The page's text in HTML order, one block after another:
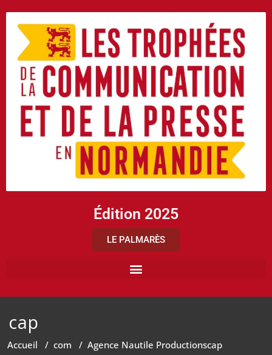
Édition 2025
LE PALMARÈS
cap
Accueil / com / Agence Nautile Productionscap